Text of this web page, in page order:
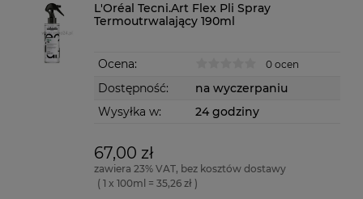
L'Oréal Tecni.Art Flex Pli Spray
Termoutrwalający 190ml
Ocena: 0 ocen
Dostępność:
na wyczerpaniu
Wysyłka w:
24 godziny
67,00 zł
zawiera 23% VAT, bez kosztów dostawy
( 1 x 100ml = 35,26 zł )